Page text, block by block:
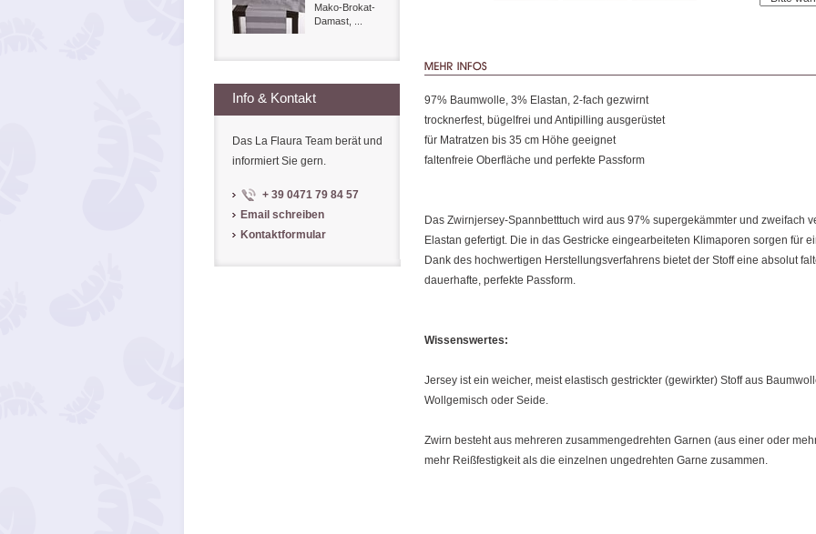
97% Baumwolle, 3% Elastan, 2-fach gezwirnt
trocknerfest, bügelfrei und Antipilling ausgerüstet
für Matratzen bis 35 cm Höhe geeignet
faltenfreie Oberfläche und perfekte Passform
Das Zwirnjersey-Spannbetttuch wird aus 97% supergekämmter und zweifach
Elastan gefertigt. Die in das Gestricke eingearbeiteten Klimaporen sorgen für
Dank des hochwertigen Herstellungsverfahrens bietet der Stoff eine absolut
dauerhafte, perfekte Passform.
Wissenswertes:
Jersey ist ein weicher, meist elastisch gestrickter (gewirkter) Stoff aus
Wollgemisch oder Seide.
Zwirn besteht aus mehreren zusammengedrehten Garnen (aus einer oder
mehr Reißfestigkeit als die einzelnen ungedrehten Garne zusammen.
Mako-Brokat-
Damast, ...
Info & Kontakt
Das La Flaura Team berät und
informiert Sie gern.
+ 39 0471 79 84 57
Email schreiben
Kontaktformular